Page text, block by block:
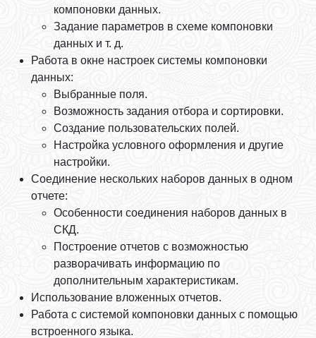
компоновки данных.
Задание параметров в схеме компоновки
данных и т. д.
Работа в окне настроек системы компоновки
данных:
Выбранные поля.
Возможность задания отбора и сортировки.
Создание пользовательских полей.
Настройка условного оформления и другие
настройки.
Соединение нескольких наборов данных в одном
отчете:
Особенности соединения наборов данных в
СКД.
Построение отчетов с возможностью
разворачивать информацию по
дополнительным характеристикам.
Использование вложенных отчетов.
Работа с системой компоновки данных с помощью
встроенного языка.